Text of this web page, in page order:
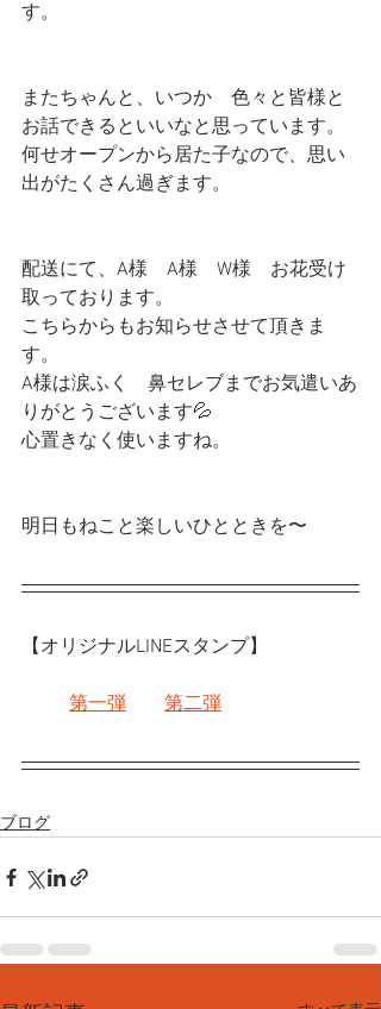
す。
またちゃんと、いつか　色々と皆様と
お話できるといいなと思っています。
何せオープンから居た子なので、思い
出がたくさん過ぎます。
配送にて、A様　A様　W様　お花受け
取っております。
こちらからもお知らせさせて頂きま
す。
A様は涙ふく　鼻セレブまでお気遣いあ
りがとうございます💦
心置きなく使いますね。
明日もねこと楽しいひとときを〜
【オリジナルLINEスタンプ】
第一弾 第二弾
ブログ